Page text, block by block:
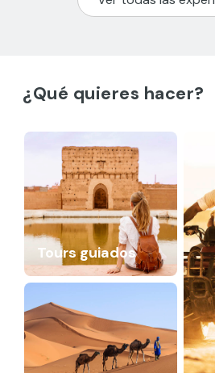
¿Qué quieres hacer?
Tours guiados